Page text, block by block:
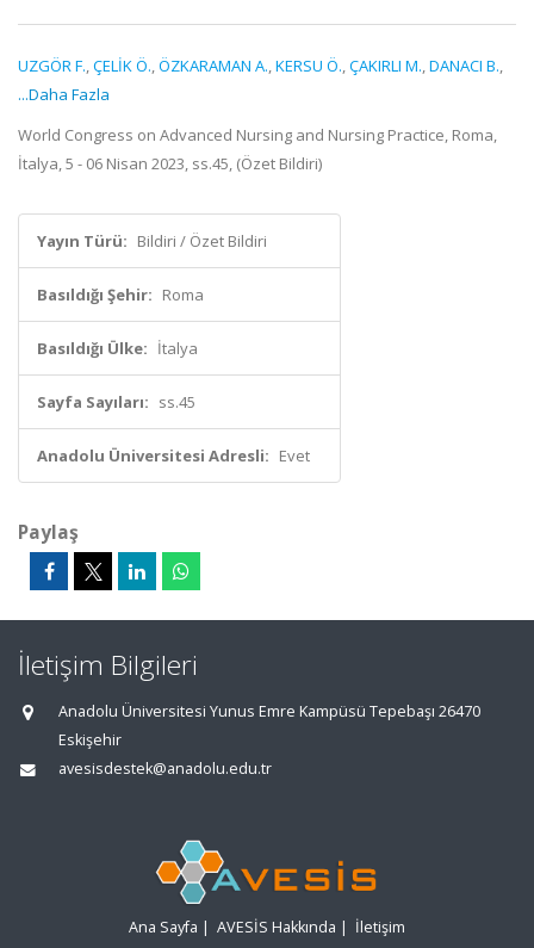
UZGÖR F.,ÇELİK Ö.,ÖZKARAMAN A.,KERSU Ö.,ÇAKIRLI M.,DANACI B.,
...Daha Fazla
World Congress on Advanced Nursing and Nursing Practice, Roma,
İtalya, 5 - 06 Nisan 2023, ss.45, (Özet Bildiri)
Yayın Türü: Bildiri / Özet Bildiri
Basıldığı Şehir: Roma
Basıldığı Ülke: İtalya
Sayfa Sayıları: ss.45
Anadolu Üniversitesi Adresli: Evet
Paylaş
İletişim Bilgileri
Anadolu Üniversitesi Yunus Emre Kampüsü Tepebaşı 26470
Eskişehir
avesisdestek@anadolu.edu.tr
Ana Sayfa | AVESİS Hakkında | İletişim